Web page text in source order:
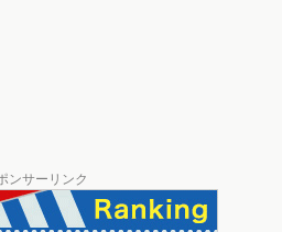
ンサーリンク